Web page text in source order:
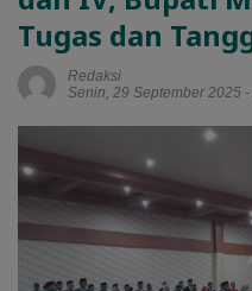
Tugas dan
Redaksi
Senin, 29 September 2025 -